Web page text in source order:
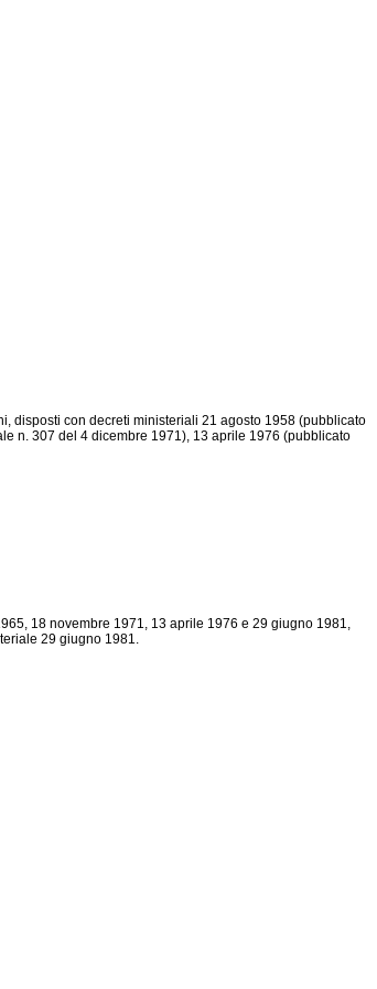
disposti con decreti ministeriali 21 agosto 1958 (pubblicato
n. 307 del 4 dicembre 1971), 13 aprile 1976 (pubblicato
18 novembre 1971, 13 aprile 1976 e 29 giugno 1981,
29 giugno 1981.